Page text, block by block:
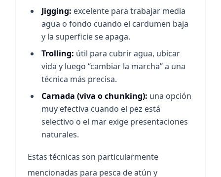
Jigging: excelente para trabajar media
agua o fondo cuando el cardumen baja
y la superficie se apaga.
Trolling: útil para cubrir agua, ubicar
vida y luego “cambiar la marcha” a una
técnica más precisa.
Carnada (viva o chunking): una opción
muy efectiva cuando el pez está
selectivo o el mar exige presentaciones
naturales.
Estas técnicas son particularmente
mencionadas para pesca de atún y